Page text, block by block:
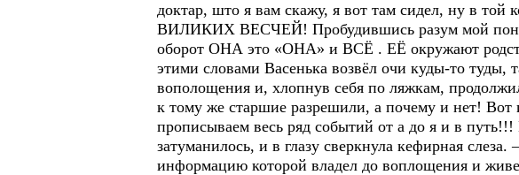
доктар, што я вам скажу, я вот там сидел, ну в той
ВИЛИКИХ ВЕСЧЕЙ! Пробудившись разум мой
оборот ОНА это «ОНА» и ВСЁ . ЕЁ окружают
этими словами Васенька возвёл очи куды-то
вополощения и, хлопнув себя по ляжкам,
к тому же старшие разрешили, а почему и нет! Вот
прописываем весь ряд событий от а до я и в
затуманилось, и в глазу сверкнула кефирная
информацию которой владел до воплощения и